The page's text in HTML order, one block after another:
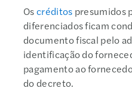
Oscréditos presumidos
diferenciados ficam
documento fiscal pelo
identificação do
pagamento ao
do decreto.